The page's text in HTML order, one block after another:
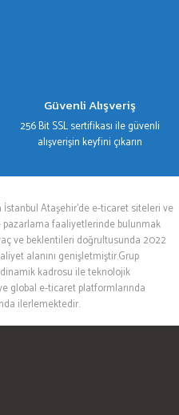
Güvenli Alışveriş
256 Bit SSL sertifikası ile güvenli
alışverişin keyfini çıkarın
İstanbul Ataşehir’de e-ticaret siteleri ve
pazarlama faaliyetlerinde bulunmak
ve beklentileri doğrultusunda 2022
alanını genişletmiştir.Grup
dinamik kadrosu ile teknolojik
global e-ticaret platformlarında
ilerlemektedir.